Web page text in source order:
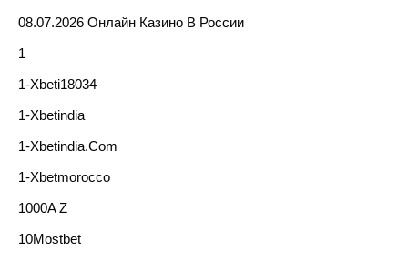
08.07.2026 Онлайн Казино В России
1
1-Xbeti18034
1-Xbetindia
1-Xbetindia.com
1-Xbetmorocco
1000A Z
10Mostbet